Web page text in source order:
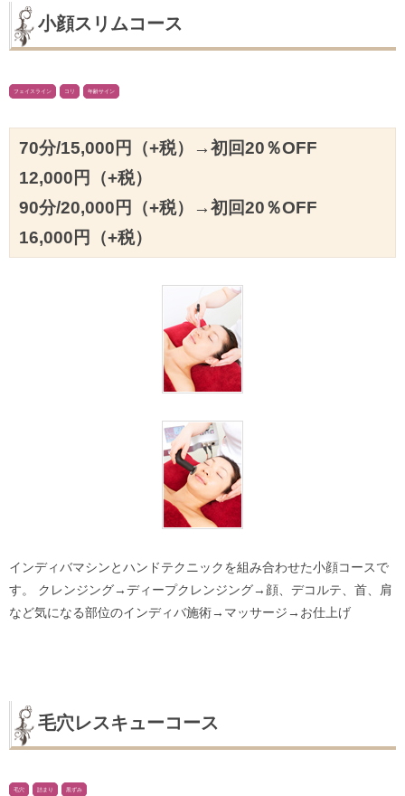
小顔スリムコース
フェイスライン コリ 年齢サイン
70分/15,000円（+税）→初回20％OFF
12,000円（+税）
90分/20,000円（+税）→初回20％OFF
16,000円（+税）
インディバマシンとハンドテクニックを組み合わせた小顔コースで
す。 クレンジング→ディープクレンジング→顔、デコルテ、首、肩
など気になる部位のインディバ施術→マッサージ→お仕上げ
毛穴レスキューコース
毛穴 詰まり 黒ずみ